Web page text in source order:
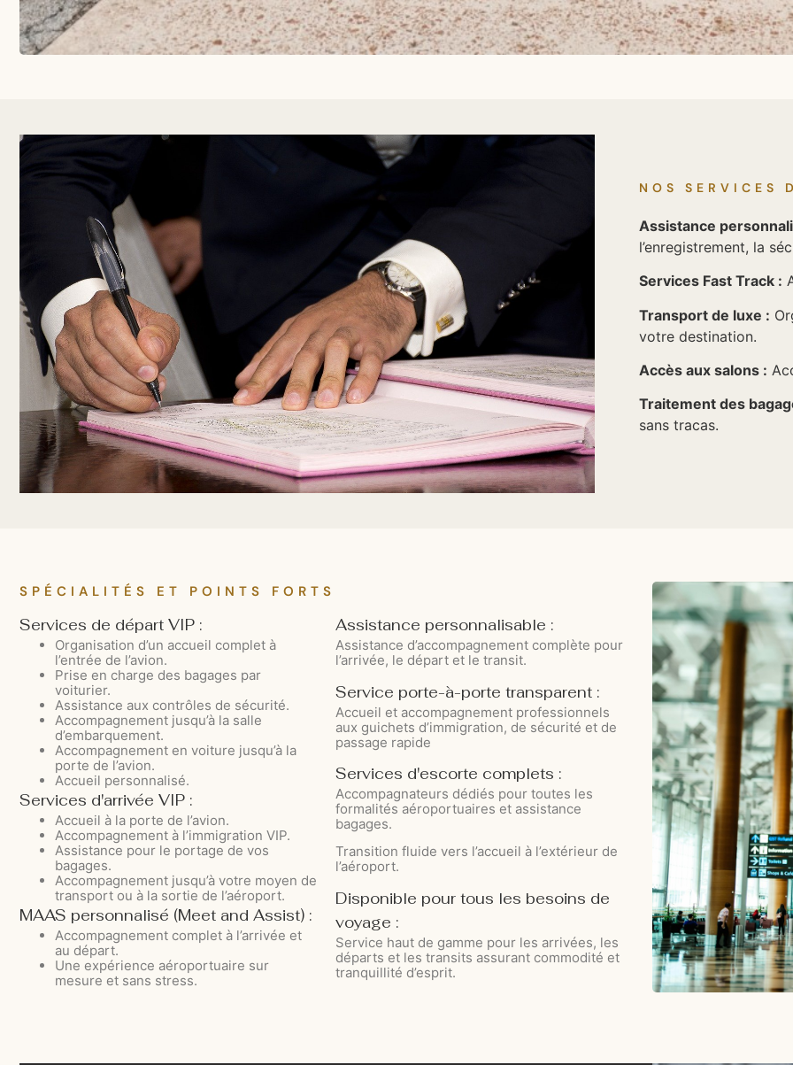
NOS SERVICES
Assistance
l’enregistrement, la
Services Fast Track :
Transport de luxe :
votre destination.
Accès aux salons :
Traitement des
sans tracas.
SPÉCIALITÉS ET POINTS FORTS
Services de départ VIP :
Organisation d’un accueil complet à
l’entrée de l’avion.
Prise en charge des bagages par
voiturier.
Assistance aux contrôles de sécurité.
Accompagnement jusqu’à la salle
d’embarquement.
Accompagnement en voiture jusqu’à la
porte de l’avion.
Accueil personnalisé.
Services d'arrivée VIP :
Accueil à la porte de l’avion.
Accompagnement à l’immigration VIP.
Assistance pour le portage de vos
bagages.
Accompagnement jusqu’à votre moyen de
transport ou à la sortie de l’aéroport.
MAAS personnalisé (Meet and Assist) :
Accompagnement complet à l’arrivée et
au départ.
Une expérience aéroportuaire sur
mesure et sans stress.
Assistance personnalisable :
Assistance d’accompagnement complète pour
l’arrivée, le départ et le transit.
Service porte-à-porte transparent :
Accueil et accompagnement professionnels
aux guichets d’immigration, de sécurité et de
passage rapide
Services d'escorte complets :
Accompagnateurs dédiés pour toutes les
formalités aéroportuaires et assistance
bagages.
Transition fluide vers l’accueil à l’extérieur de
l’aéroport.
Disponible pour tous les besoins de
voyage :
Service haut de gamme pour les arrivées, les
départs et les transits assurant commodité et
tranquillité d’esprit.